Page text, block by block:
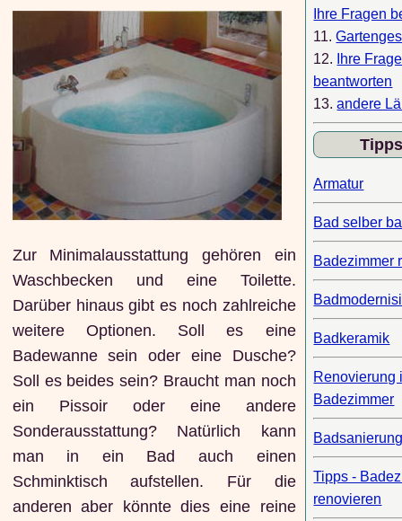
Zur Minimalausstattung gehören ein
Waschbecken und eine Toilette.
Darüber hinaus gibt es noch zahlreiche
weitere Optionen. Soll es eine
Badewanne sein oder eine Dusche?
Soll es beides sein? Braucht man noch
ein Pissoir oder eine andere
Sonderausstattung? Natürlich kann
man in ein Bad auch einen
Schminktisch aufstellen. Für die
anderen aber könnte dies eine reine
Ihre Fragen
11.
12.
Ihre
beantworten
13.andere
Armatur
Bad selber
Badezimmer
Badkeramik
Renovierung
Badezimmer
Tipps -
renovieren